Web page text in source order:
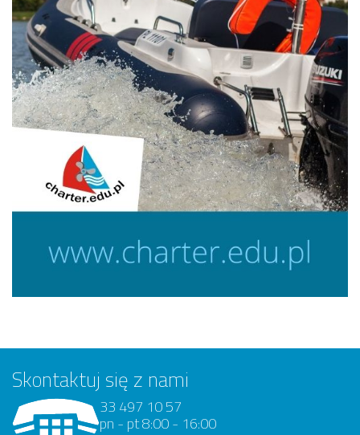
Skontaktuj się z nami
33 497 10 57
pn - pt 8:00 - 16:00